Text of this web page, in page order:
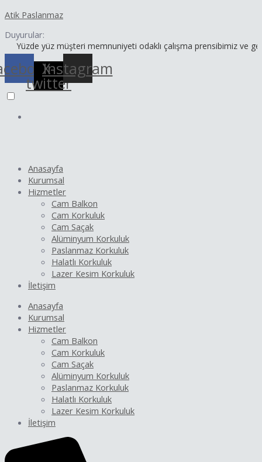
atla
Atik Paslanmaz
Duyurular:
yüz müşteri memnuniyeti odaklı çalışma prensibimiz ve geniş
X-
twitter
Instagram
Anasayfa
Kurumsal
Hizmetler
Cam Balkon
Cam Korkuluk
Cam Saçak
Alüminyum Korkuluk
Paslanmaz Korkuluk
Halatlı Korkuluk
Lazer Kesim Korkuluk
İletişim
Anasayfa
Kurumsal
Hizmetler
Cam Balkon
Cam Korkuluk
Cam Saçak
Alüminyum Korkuluk
Paslanmaz Korkuluk
Halatlı Korkuluk
Lazer Kesim Korkuluk
İletişim
dolaşımı